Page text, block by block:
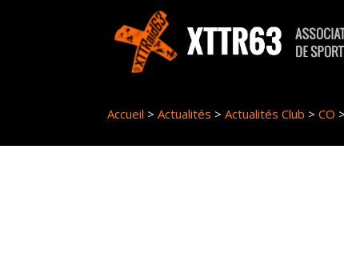
Accueil >Actualités >Actualités Club >CO
Panneau de gestion des cookies